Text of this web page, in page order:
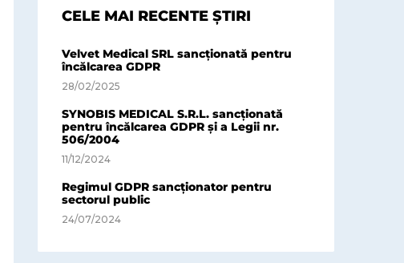
CELE MAI RECENTE ȘTIRI
Velvet Medical SRL sancționată pentru
încălcarea GDPR
28/02/2025
SYNOBIS MEDICAL S.R.L. sancționată
pentru încălcarea GDPR și a Legii nr.
506/2004
11/12/2024
Regimul GDPR sancționator pentru
sectorul public
24/07/2024